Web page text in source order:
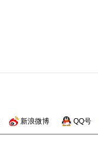
新浪微博 QQ号